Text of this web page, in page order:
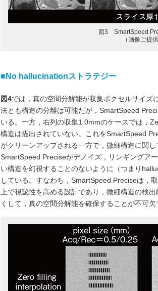
図3 SmartSpeed
（画像ご提
■No hallucinationストラテジー
図4では，真の空間分解能が収集ボクセルサイズ
法とも構造の分離は可能だが，SmartSpeed
いる。一方，右列の収集1.0mmのケースでは，
構造は描出されていない。これをSmartSpeed
がクリーンアップされる一方で，微細構造に関
SmartSpeed Preciseがデノイズ，リンギングア
い構造を幻視することのないように（つまり
している。すなわち，SmartSpeed Preciseは，
上で視認性を高める設計であり，微細構造の検
くして，真の空間分解能を確保することが不可欠